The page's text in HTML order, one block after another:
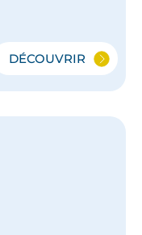
DÉCOUVRIR
LE